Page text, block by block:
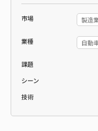
市場 製造
業種 自動
課題
シーン
技術